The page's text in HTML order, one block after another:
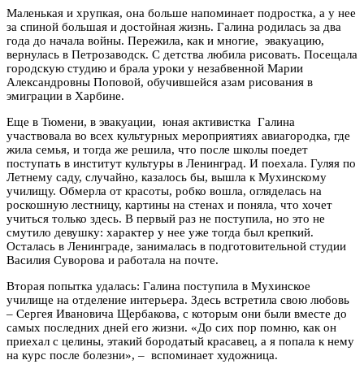
Маленькая и хрупкая, она больше напоминает подростка, а у нее
за спиной большая и достойная жизнь. Галина родилась за два
года до начала войны. Пережила, как и многие, эвакуацию,
вернулась в Петрозаводск. С детства любила рисовать. Посещала
городскую студию и брала уроки у незабвенной Марии
Александровны Поповой, обучившейся азам рисования в
эмиграции в Харбине.
Еще в Тюмени, в эвакуации, юная активистка Галина
участвовала во всех культурных мероприятиях авиагородка, где
жила семья, и тогда же решила, что после школы поедет
поступать в институт культуры в Ленинград. И поехала. Гуляя по
Летнему саду, случайно, казалось бы, вышла к Мухинскому
училищу. Обмерла от красоты, робко вошла, огляделась на
роскошную лестницу, картины на стенах и поняла, что хочет
учиться только здесь. В первый раз не поступила, но это не
смутило девушку: характер у нее уже тогда был крепкий.
Осталась в Ленинграде, занималась в подготовительной студии
Василия Суворова и работала на почте.
Вторая попытка удалась: Галина поступила в Мухинское
училище на отделение интерьера. Здесь встретила свою любовь
– Сергея Ивановича Щербакова, с которым они были вместе до
самых последних дней его жизни. «До сих пор помню, как он
приехал с целины, этакий бородатый красавец, а я попала к нему
на курс после болезни», – вспоминает художница.